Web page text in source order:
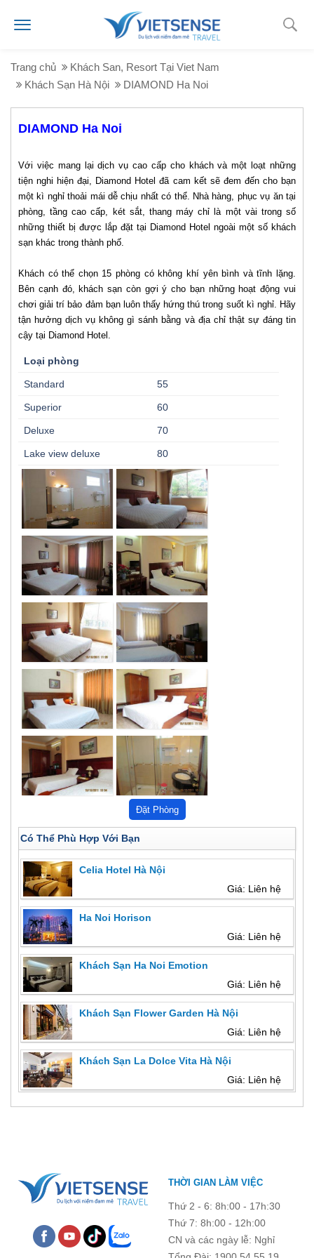
Trang chủ
Khách San, Resort Tại Viet Nam
Khách Sạn Hà Nội
DIAMOND Ha Noi
DIAMOND Ha Noi
Với việc mang lại dịch vụ cao cấp cho khách và một loạt những
tiện nghi hiện đại, Diamond Hotel đã cam kết sẽ đem đến cho bạn
một kì nghỉ thoải mái dễ chịu nhất có thể. Nhà hàng, phục vụ ăn tại
phòng, tầng cao cấp, két sắt, thang máy chỉ là một vài trong số
những thiết bị được lắp đặt tại Diamond Hotel ngoài một số khách
sạn khác trong thành phố.
Khách có thể chọn 15 phòng có không khí yên bình và tĩnh lặng.
Bên cạnh đó, khách sạn còn gợi ý cho bạn những hoạt động vui
chơi giải trí bảo đảm bạn luôn thấy hứng thú trong suốt kì nghỉ. Hãy
tận hưởng dịch vụ không gì sánh bằng và địa chỉ thật sự đáng tin
cậy tại Diamond Hotel.
Loại phòng
Standard 55
Superior 60
Deluxe 70
Lake view deluxe 80
Có Thể Phù Hợp Với Bạn
Celia Hotel Hà Nội
Giá: Liên hệ
Ha Noi Horison
Giá: Liên hệ
Khách Sạn Ha Noi Emotion
Giá: Liên hệ
Khách Sạn Flower Garden Hà Nội
Giá: Liên hệ
Khách Sạn La Dolce Vita Hà Nội
Giá: Liên hệ
THỜI GIAN LÀM VIỆC
Thứ 2 - 6: 8h:00 - 17h:30
Thứ 7: 8h:00 - 12h:00
CN và các ngày lễ: Nghỉ